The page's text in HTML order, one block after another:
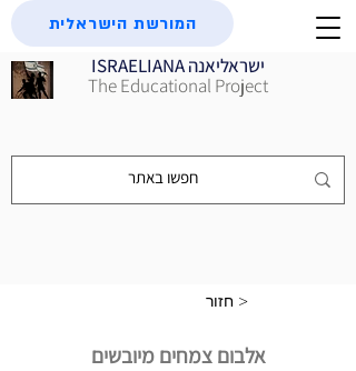
ISRAELIANA ישראליאנה
The Educational Project
המורשת הישראלית
חזור >
אלבום צמחים מיובשים